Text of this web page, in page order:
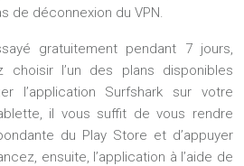
de déconnexion du VPN.
gratuitement pendant 7 jours,
choisir l’un des plans disponibles
l’application Surfshark sur votre
il vous suffit de vous rendre
du Play Store et d’appuyer
ensuite, l’application à l’aide de